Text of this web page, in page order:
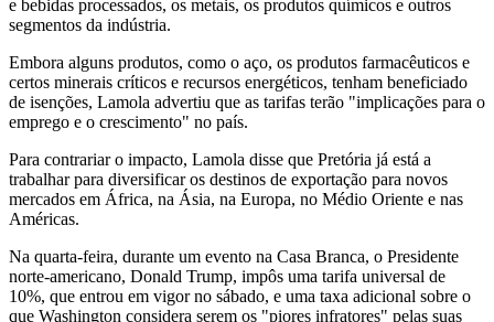
e bebidas processados, os metais, os produtos químicos e outros
segmentos da indústria.
Embora alguns produtos, como o aço, os produtos farmacêuticos e
certos minerais críticos e recursos energéticos, tenham beneficiado
de isenções, Lamola advertiu que as tarifas terão "implicações para o
emprego e o crescimento" no país.
Para contrariar o impacto, Lamola disse que Pretória já está a
trabalhar para diversificar os destinos de exportação para novos
mercados em África, na Ásia, na Europa, no Médio Oriente e nas
Américas.
Na quarta-feira, durante um evento na Casa Branca, o Presidente
norte-americano, Donald Trump, impôs uma tarifa universal de
10%, que entrou em vigor no sábado, e uma taxa adicional sobre o
que Washington considera serem os "piores infratores" pelas suas